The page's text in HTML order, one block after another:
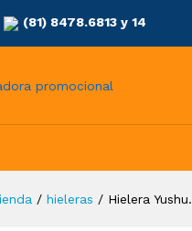
(81) 8478.6813 y 14
/ hieleras / Hielera Yushu.